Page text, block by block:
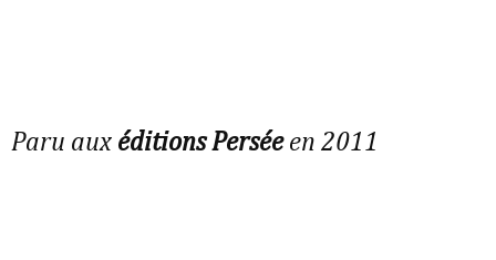
Paru aux éditions Perséeen 2011